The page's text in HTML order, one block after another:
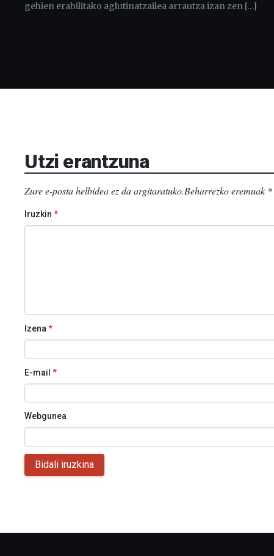
gehien erabilitako aglutinatzailea arrautza izan zen […]
Utzi erantzuna
Zure e-posta helbidea ez da argitaratuko.Beharrezko eremuak *
Iruzkin*
Izena*
E-mail*
Webgunea
Bidali iruzkina